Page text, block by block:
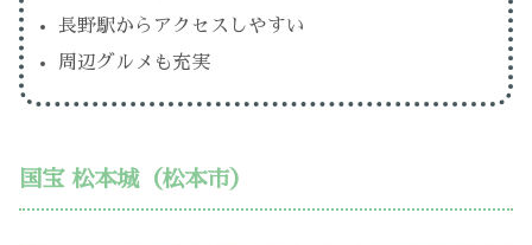
長野駅からアクセスしやすい
周辺グルメも充実
国宝 松本城（松本市）